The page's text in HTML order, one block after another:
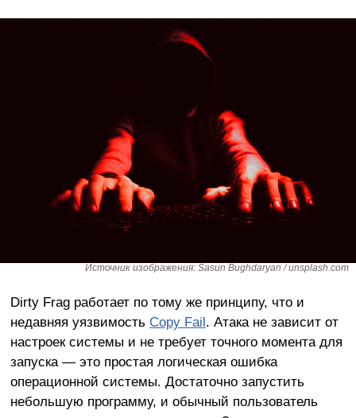
Источник изображения: Sasun Bughdaryan / unsplash.com
Dirty Frag работает по тому же принципу, что и
недавняя уязвимость Copy Fail. Атака не зависит от
настроек системы и не требует точного момента для
запуска — это простая логическая ошибка
операционной системы. Достаточно запустить
небольшую программу, и обычный пользователь